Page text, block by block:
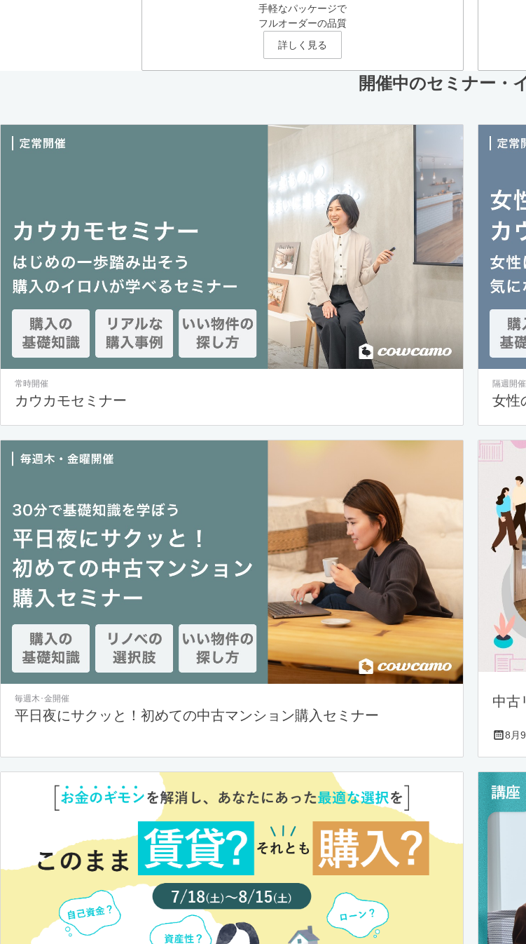
手軽なパッケージで
フルオーダーの品質
詳しく見る
開催中のセミナー・
常時開催
カウカモセミナー
隔週開催
女性
毎週木･金開催
平日夜にサクッと！初めての中古マンション購入セミナー
中古
8月